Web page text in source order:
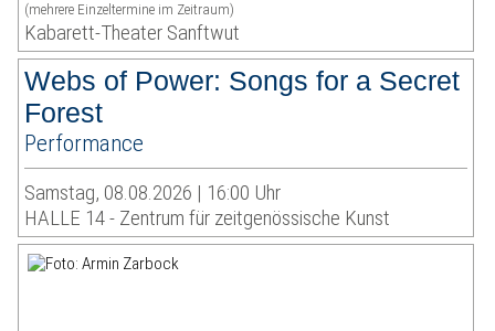
(mehrere Einzeltermine im Zeitraum)
Kabarett-Theater Sanftwut
Webs of Power: Songs for a Secret
Forest
Performance
Samstag, 08.08.2026 | 16:00 Uhr
HALLE 14 - Zentrum für zeitgenössische Kunst